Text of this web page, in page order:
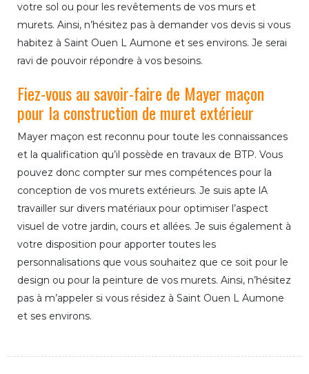
votre sol ou pour les revêtements de vos murs et
murets. Ainsi, n’hésitez pas à demander vos devis si vous
habitez à Saint Ouen L Aumone et ses environs. Je serai
ravi de pouvoir répondre à vos besoins.
Fiez-vous au savoir-faire de Mayer maçon
pour la construction de muret extérieur
Mayer maçon est reconnu pour toute les connaissances
et la qualification qu’il possède en travaux de BTP. Vous
pouvez donc compter sur mes compétences pour la
conception de vos murets extérieurs. Je suis apte lA
travailler sur divers matériaux pour optimiser l’aspect
visuel de votre jardin, cours et allées. Je suis également à
votre disposition pour apporter toutes les
personnalisations que vous souhaitez que ce soit pour le
design ou pour la peinture de vos murets. Ainsi, n’hésitez
pas à m’appeler si vous résidez à Saint Ouen L Aumone
et ses environs.